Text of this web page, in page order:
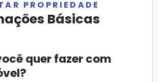
PROPRIEDADE
Básicas
quer fazer com